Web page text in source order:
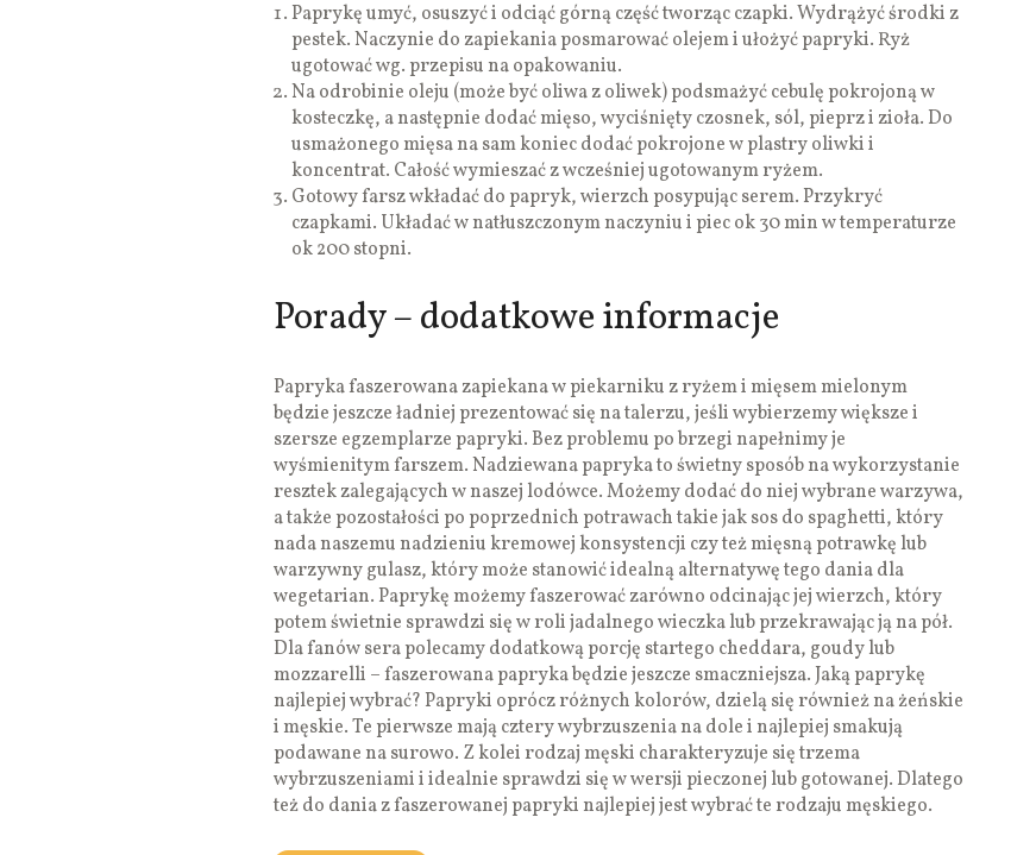
Paprykę umyć, osuszyć i odciąć górną część tworząc czapki. Wydrążyć środki z
pestek. Naczynie do zapiekania posmarować olejem i ułożyć papryki. Ryż
ugotować wg. przepisu na opakowaniu.
Na odrobinie oleju (może być oliwa z oliwek) podsmażyć cebulę pokrojoną w
kosteczkę, a następnie dodać mięso, wyciśnięty czosnek, sól, pieprz i zioła. Do
usmażonego mięsa na sam koniec dodać pokrojone w plastry oliwki i
koncentrat. Całość wymieszać z wcześniej ugotowanym ryżem.
Gotowy farsz wkładać do papryk, wierzch posypując serem. Przykryć
czapkami. Układać w natłuszczonym naczyniu i piec ok 30 min w temperaturze
ok 200 stopni.
Porady – dodatkowe informacje
Papryka faszerowana zapiekana w piekarniku z ryżem i mięsem mielonym
będzie jeszcze ładniej prezentować się na talerzu, jeśli wybierzemy większe i
szersze egzemplarze papryki. Bez problemu po brzegi napełnimy je
wyśmienitym farszem. Nadziewana papryka to świetny sposób na wykorzystanie
resztek zalegających w naszej lodówce. Możemy dodać do niej wybrane warzywa,
a także pozostałości po poprzednich potrawach takie jak sos do spaghetti, który
nada naszemu nadzieniu kremowej konsystencji czy też mięsną potrawkę lub
warzywny gulasz, który może stanowić idealną alternatywę tego dania dla
wegetarian. Paprykę możemy faszerować zarówno odcinając jej wierzch, który
potem świetnie sprawdzi się w roli jadalnego wieczka lub przekrawając ją na pół.
Dla fanów sera polecamy dodatkową porcję startego cheddara, goudy lub
mozzarelli – faszerowana papryka będzie jeszcze smaczniejsza. Jaką paprykę
najlepiej wybrać? Papryki oprócz różnych kolorów, dzielą się również na żeńskie
i męskie. Te pierwsze mają cztery wybrzuszenia na dole i najlepiej smakują
podawane na surowo. Z kolei rodzaj męski charakteryzuje się trzema
wybrzuszeniami i idealnie sprawdzi się w wersji pieczonej lub gotowanej. Dlatego
też do dania z faszerowanej papryki najlepiej jest wybrać te rodzaju męskiego.